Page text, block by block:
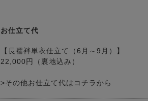
お仕立て代
【長襦袢単衣仕立て（6月～9月）】
22,000円（裏地込み）
>その他お仕立て代はコチラから